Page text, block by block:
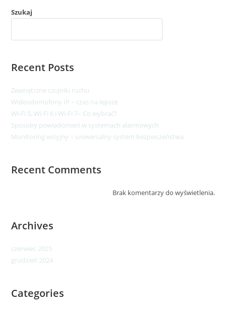
Szukaj
Recent Posts
Zewnętrzne czujniki ruchu
Wideodomofony IP – czas na lepsze​
Wi-Fi 5, Wi-Fi 6 i Wi-Fi 7– Co wybrać?
Sposoby powiadomień w systemach alarmowych
Monitoring wizyjny – uniwersalny system bezpieczeństwa
Recent Comments
Brak komentarzy do wyświetlenia.
Archives
czerwiec 2025
grudzień 2024
Categories